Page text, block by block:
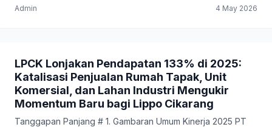
Admin 4 May 2026
LPCK Lonjakan Pendapatan 133% di 2025:
Katalisasi Penjualan Rumah Tapak, Unit
Komersial, dan Lahan Industri Mengukir
Momentum Baru bagi Lippo Cikarang
Tanggapan Panjang # 1. Gambaran Umum Kinerja 2025 PT